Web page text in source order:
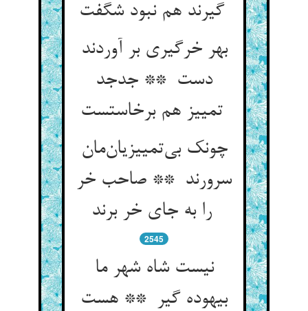
گیرند هم نبود شگفت
بهر خرگیری بر آوردند
دست ** جدجد
تمییز هم برخاستست
چونک بی‌تمییزیان‌مان
سرورند ** صاحب خر
را به جای خر برند
2545
نیست شاه شهر ما
بیهوده گیر ** هست